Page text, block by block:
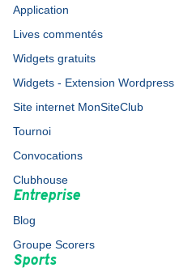
Application
Lives commentés
Widgets gratuits
Widgets - Extension Wordpress
Site internet MonSiteClub
Tournoi
Convocations
Clubhouse
Entreprise
Blog
Groupe Scorers
Sports